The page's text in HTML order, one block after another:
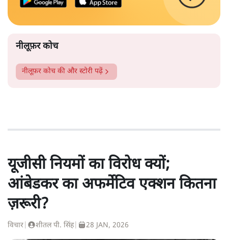
नीलूफ़र कोच
नीलूफ़र कोच की और स्टोरी पढ़ें
यूजीसी नियमों का विरोध क्यों;
आंबेडकर का अफर्मेटिव एक्शन कितना
ज़रूरी?
विचार शीतल पी. सिंह| 28 JAN, 2026